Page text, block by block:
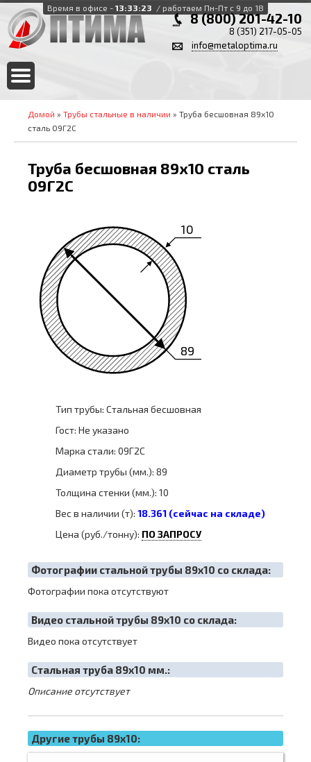
Время в офисе - 13:33:23 / работаем Пн-Пт с 9 до 18
8 (800) 201-42-10
8 (351) 217-05-05
info@metaloptima.ru
Домой » Трубы стальные в наличии » Труба бесшовная 89х10
сталь 09Г2С
Труба бесшовная 89х10 сталь
09Г2С
89
10
Тип трубы: Стальная бесшовная
Гост: Не указано
Марка стали: 09Г2С
Диаметр трубы (мм.): 89
Толщина стенки (мм.): 10
Вес в наличии (т): 18.361 (сейчас на складе)
Цена (руб./тонну): ПО ЗАПРОСУ
Фотографии стальной трубы 89х10 со склада:
Фотографии пока отсутствуют
Видео стальной трубы 89х10 со склада:
Видео пока отсутствует
Cтальная труба 89х10 мм.:
Описание отсутствует
Другие трубы 89x10: